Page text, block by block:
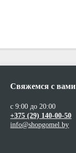
Свяжемся с вами
с 9:00 до 20:00
+375 (29) 140-00-50
info@shopgomel.by